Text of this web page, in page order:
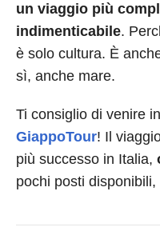
un viaggio più
indimenticabile.
è solo cultura. È
sì, anche mare.
Ti consiglio di venire
GiappoTour! Il
più successo in Italia,
pochi posti